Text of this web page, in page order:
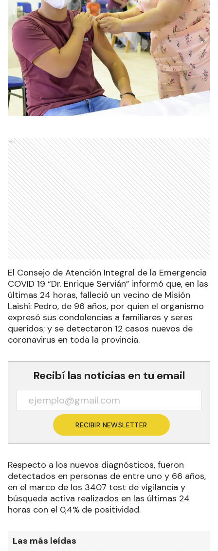
Ads
El Consejo de Atención Integral de la Emergencia
COVID 19 “Dr. Enrique Servián” informó que, en las
últimas 24 horas, falleció un vecino de Misión
Laishí: Pedro, de 96 años, por quien el organismo
expresó sus condolencias a familiares y seres
queridos; y se detectaron 12 casos nuevos de
coronavirus en toda la provincia.
Recibí las noticias en tu email
RECIBIR NEWSLETTER
Respecto a los nuevos diagnósticos, fueron
detectados en personas de entre uno y 66 años,
en el marco de los 3407 test de vigilancia y
búsqueda activa realizados en las últimas 24
horas con el 0,4% de positividad.
Las más leídas